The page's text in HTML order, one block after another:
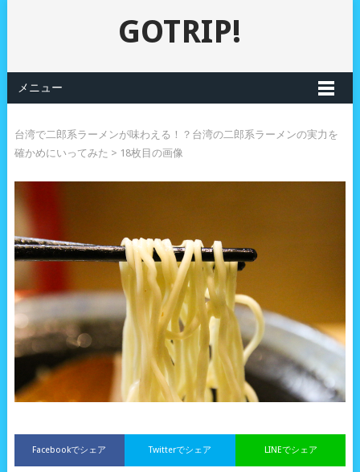
GOTRIP!
メニュー
台湾で二郎系ラーメンが味わえる！？台湾の二郎系ラーメンの実力を
確かめにいってみた > 18枚目の画像
Facebookでシェア LINEでシェア
Twitterでシェア